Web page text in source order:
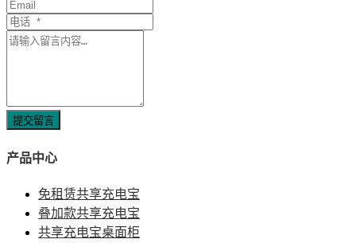
提交留言
产品中心
免租赁共享充电宝
叠加款共享充电宝
共享充电宝桌面柜